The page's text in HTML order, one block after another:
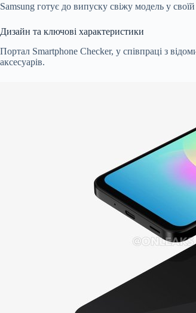
Samsung готує до випуску свіжу модель у
Дизайн та ключові характеристики
Портал Smartphone Checker, у співпраці з
аксесуарів.